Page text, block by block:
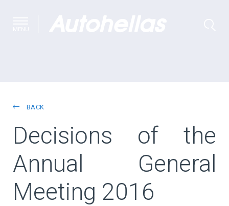
BACK
Decisions of the
Annual General
Meeting 2016